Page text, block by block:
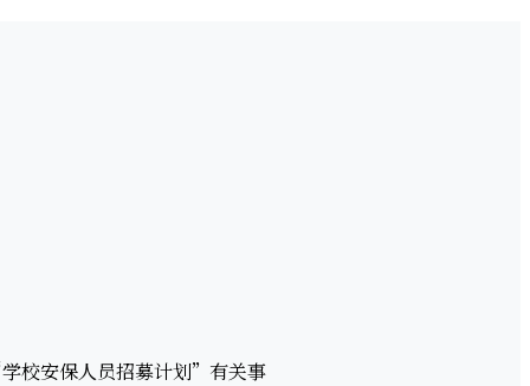
校安保人员招募计划”有关事